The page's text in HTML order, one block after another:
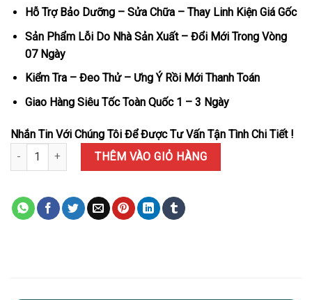
Hỗ Trợ Bảo Dưỡng – Sửa Chữa – Thay Linh Kiện Giá Gốc
Sản Phẩm Lỗi Do Nhà Sản Xuất – Đổi Mới Trong Vòng
07 Ngày
Kiểm Tra – Đeo Thử – Ưng Ý Rồi Mới Thanh Toán
Giao Hàng Siêu Tốc Toàn Quốc 1 – 3 Ngày
Nhắn Tin Với Chúng Tôi Để Được Tư Vấn Tận Tình Chi Tiết !
Đồng hồ Chopard Alpine Eagle Large 298600-3014 Mặt Xanh Cây
THÊM VÀO GIỎ HÀNG